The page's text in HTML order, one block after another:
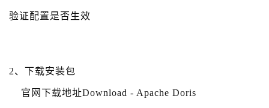
验证配置是否生效
2、下载安装包
官网下载地址Download - Apache Doris